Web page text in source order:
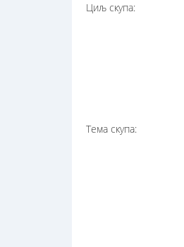
Циљ скупа:
Тема скупа: